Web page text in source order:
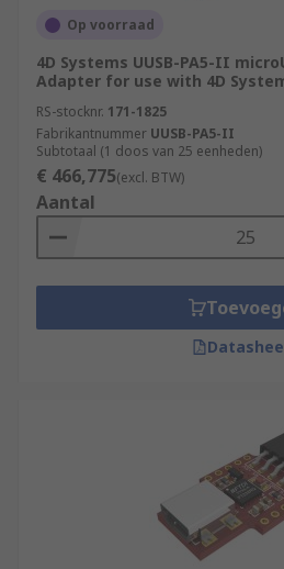
Op voorraad
4D Systems UUSB-PA5-II
Adapter for use with 4D
RS-stocknr. 171-1825
Fabrikantnummer UUSB-PA5-II
Subtotaal (1 doos van 25 eenheden)
€ 466,775(excl. BTW)
Aantal